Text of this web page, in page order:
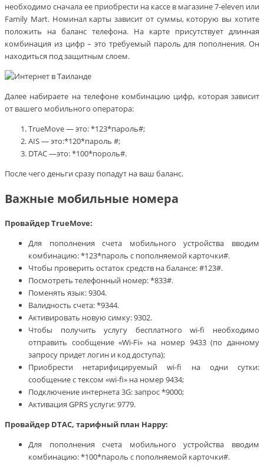
необходимо сначала ее приобрести на кассе в магазине 7-eleven или
Family Mart. Номинал карты зависит от суммы, которую вы хотите
положить на баланс телефона. На карте присутствует длинная
комбинация из цифр – это требуемый пароль для пополнения. Он
находиться под защитным слоем.
Далее набираете на телефоне комбинацию цифр, которая зависит
от вашего мобильного оператора:
TrueMove — это: *123*пароль#;
AIS — это:*120*пароль #;
DTAC —это: *100*пороль#.
После чего деньги сразу попадут на ваш баланс.
Важные мобильные номера
Провайдер TrueMove:
Для пополнения счета мобильного устройства вводим
комбинацию: *123*пароль с пополняемой карточки#.
Чтобы проверить остаток средств на балансе: #123#.
Посмотреть телефонный номер: *833#.
Поменять язык: 9304.
Валидность счета: *9344.
Активировать новую симку: 9302.
Чтобы получить услугу бесплатного wi-fi необходимо
отправить сообщение «Wi-Fi» на номер 9433 (по данному
запросу придет логин и код доступа);
Приобрести нетарифицируемый wi-fi на одни сутки:
сообщение с тексом «wi-fi» на номер 9434;
Подключение интернета 3G: запрос *9000;
Активация GPRS услуги: 9779.
Провайдер DTAC, тарифный план Happy:
Для пополнения счета мобильного устройства вводим
комбинацию: *100*пароль с пополняемой карточки#.